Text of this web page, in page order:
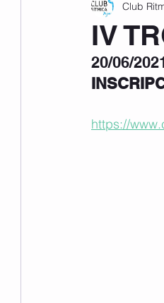
IV
Club
20/06/
https://